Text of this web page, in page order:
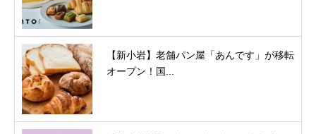
【新小岩】老舗パン屋「あんです」が移転
オープン！国...